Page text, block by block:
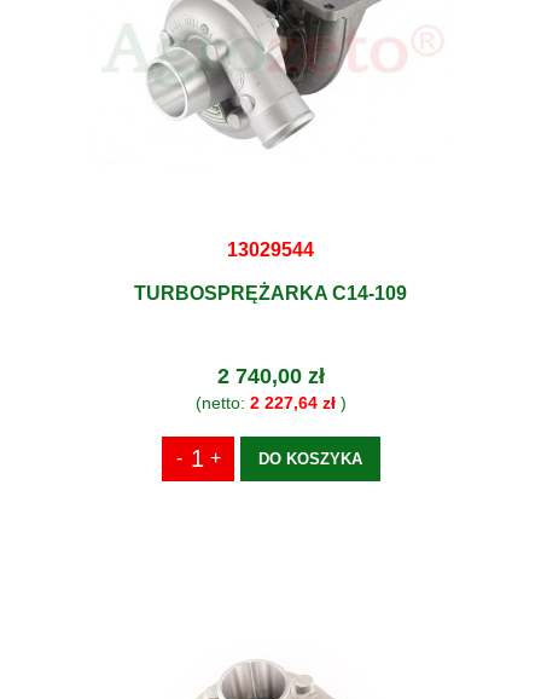
13029544
TURBOSPRĘŻARKA C14-109
2 740,00 zł
(netto: 2 227,64 zł)
DO KOSZYKA